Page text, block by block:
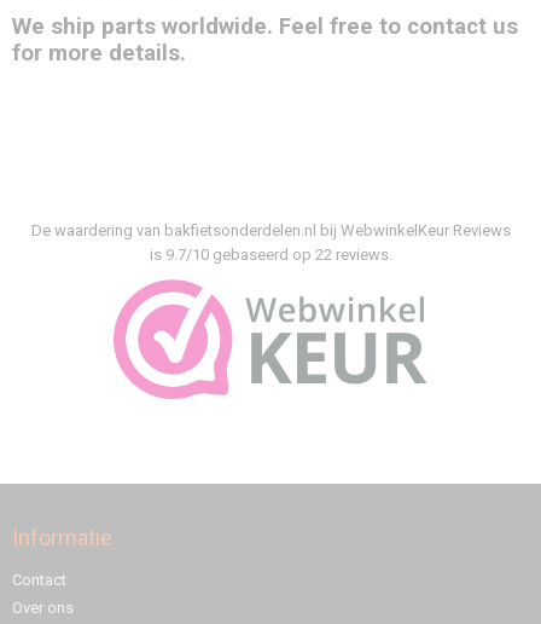
We ship parts worldwide. Feel free to contact us
for more details.
De waardering van bakfietsonderdelen.nl bij WebwinkelKeur Reviews
is 9.7/10 gebaseerd op 22 reviews.
Informatie
Contact
Over ons